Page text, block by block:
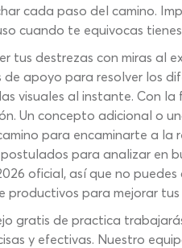
cada paso del camino.
cuando te equivocas
tus destrezas con miras al
apoyo para resolver los
visuales al instante. Con
Un concepto adicional o
para encaminarte a la
postulados para analizar en
oficial, así que no
productivos para mejorar
gratis de practica
y efectivas. Nuestro